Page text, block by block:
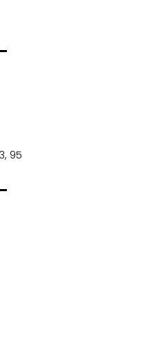
95